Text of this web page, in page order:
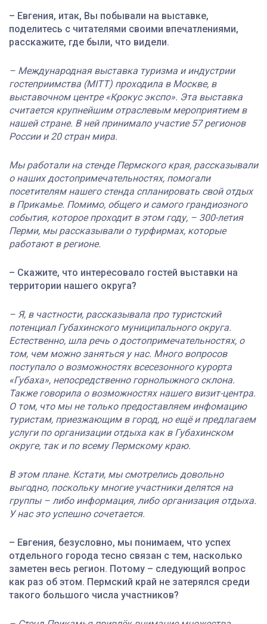
– Евгения, итак, Вы побывали на выставке,
поделитесь с читателями своими впечатлениями,
расскажите, где были, что видели.
– Международная выставка туризма и индустрии
гостеприимства (MITT) проходила в Москве, в
выставочном центре «Крокусэкспо». Эта выставка
считается крупнейшим отраслевым мероприятием в
нашей стране. В ней принимало участие 57 регионов
России и 20 стран мира.
Мы работали на стенде Пермского края, рассказывали
о наших достопримечательностях, помогали
посетителям нашего стенда спланировать свой отдых
в Прикамье. Помимо, общего и самого грандиозного
события, которое проходит в этом году, – 300-летия
Перми, мы рассказывали о турфирмах, которые
работают в регионе.
– Скажите, что интересовало гостей выставки на
территории нашего округа?
– Я, в частности, рассказывала про туристский
потенциал Губахинскогомуниципального округа.
Естественно, шла речь о достопримечательностях, о
том, чем можно заняться у нас. Много вопросов
поступало о возможностях всесезонного курорта
«Губаха», непосредственно горнолыжного склона.
Также говорила о возможностях нашего визит-центра.
О том, что мы не только предоставляем инфомацию
туристам, приезжающим в город, но ещё и предлагаем
услуги по организации отдыха как в Губахинском
округе, так и по всему Пермскому краю.
В этом плане. Кстати, мы смотрелись довольно
выгодно, поскольку многие участники делятся на
группы – либо информация, либо организация отдыха.
У нас это успешно сочетается.
– Евгения, безусловно, мы понимаем, что успех
отдельного города тесно связан с тем, насколько
заметен весь регион. Потому – следующий вопрос
как раз об этом. Пермский край не затерялся среди
такого большого числа участников?